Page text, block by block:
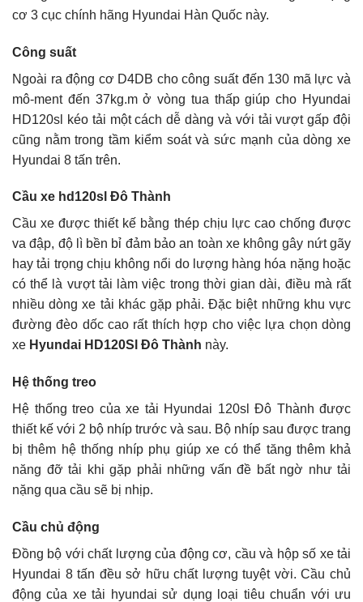
cơ 3 cục chính hãng Hyundai Hàn Quốc này.
Công suất
Ngoài ra động cơ D4DB cho công suất đến 130 mã lực và
mô-ment đến 37kg.m ở vòng tua thấp giúp cho Hyundai
HD120sl kéo tải một cách dễ dàng và với tải vượt gấp đội
cũng nằm trong tầm kiểm soát và sức mạnh của dòng xe
Hyundai 8 tấn trên.
Cầu xe hd120sl Đô Thành
Cầu xe được thiết kế bằng thép chịu lực cao chống được
va đập, độ lì bền bỉ đảm bảo an toàn xe không gây nứt gãy
hay tải trọng chịu không nổi do lượng hàng hóa nặng hoặc
có thể là vượt tải làm việc trong thời gian dài, điều mà rất
nhiều dòng xe tải khác gặp phải. Đặc biệt những khu vực
đường đèo dốc cao rất thích hợp cho việc lựa chọn dòng
xe Hyundai HD120Sl Đô Thành này.
Hệ thống treo
Hệ thống treo của xe tải Hyundai 120sl Đô Thành được
thiết kế với 2 bộ nhíp trước và sau. Bộ nhíp sau được trang
bị thêm hệ thống nhíp phụ giúp xe có thể tăng thêm khả
năng đỡ tải khi gặp phải những vấn đề bất ngờ như tải
nặng qua cầu sẽ bị nhịp.
Cầu chủ động
Đồng bộ với chất lượng của động cơ, cầu và hộp số xe tải
Hyundai 8 tấn đều sở hữu chất lượng tuyệt vời. Cầu chủ
động của xe tải hyundai sử dụng loại tiêu chuẩn với ưu